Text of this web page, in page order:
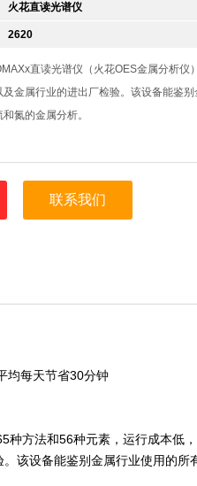
火花直读光谱仪
2620
直读光谱仪（火花OES金属分析仪
金属行业的进出厂检验。该设备能鉴
氮的金属分析。
联系我们
均每天节省30分钟
方法和56种元素，运行成本低
该设备能鉴别金属行业使用的所